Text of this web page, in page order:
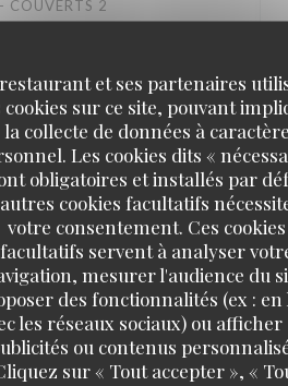
et ses partenaires
cookies sur ce site, pouvant
la collecte de données à
Les cookies dits «
obligatoires et installés par
cookies facultatifs
votre consentement. Ces cookies
facultatifs servent à analyser
mesurer l'audience du
des fonctionnalités (ex : en
les réseaux sociaux) ou afficher
ou contenus
sur « Tout accepter », «
COUVERTS 2
décor exceptionnel.
COUVERTS 2
: 5/5 CUISINE:
3/5